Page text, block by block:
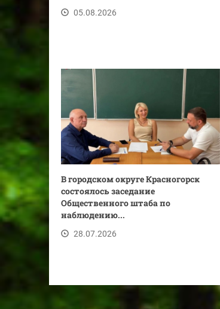
05.08.2026
В городском округе Красногорск
состоялось заседание
Общественного штаба по
наблюдению...
28.07.2026